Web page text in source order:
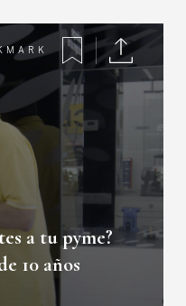
a tu pyme?
10 años